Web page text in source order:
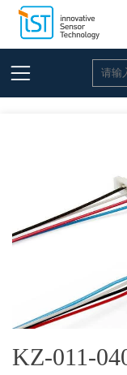
首页 >力
KZ-011-